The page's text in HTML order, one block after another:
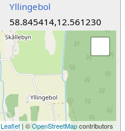
Yllingebol
58.845414,12.561230
Leaflet| ©OpenStreetMapcontributors